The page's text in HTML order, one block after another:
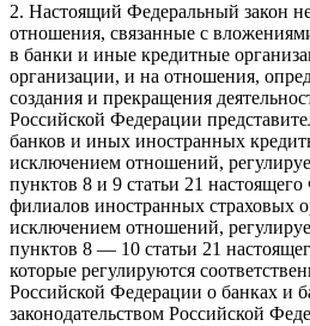
2. Настоящий Федеральный закон не
отношения, связанные с
в банки и иные кредитные
организации, и на отношения,
создания и прекращения
Российской Федерации
банков и иных иностранных
исключением отношений,
пунктов 8 и 9 статьи 21 настоящего
филиалов иностранных страховых
исключением отношений,
пунктов 8 — 10 статьи 21
которые регулируются
Российской Федерации о банках и
законодательством Российской